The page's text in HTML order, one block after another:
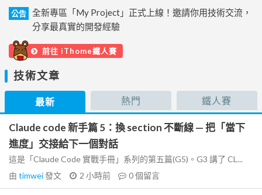
公告
全新專區「My Project」正式上線！邀請你用技術交流，
分享最真實的開發經驗
前往 iThome鐵人賽
技術文章
最新 熱門 鐵人賽
Claude code 新手篇 5：換 section 不斷線 — 把「當下
進度」交接給下一個對話
這是「Claude Code 實戰手冊」系列的第五篇(G5)。G3 講了 CL...
由 timwei發文 2 小時前 0個留言